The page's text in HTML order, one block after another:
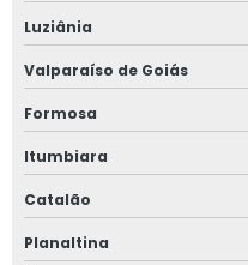
Luziânia
Valparaíso de Goiás
Formosa
Itumbiara
Catalão
Planaltina